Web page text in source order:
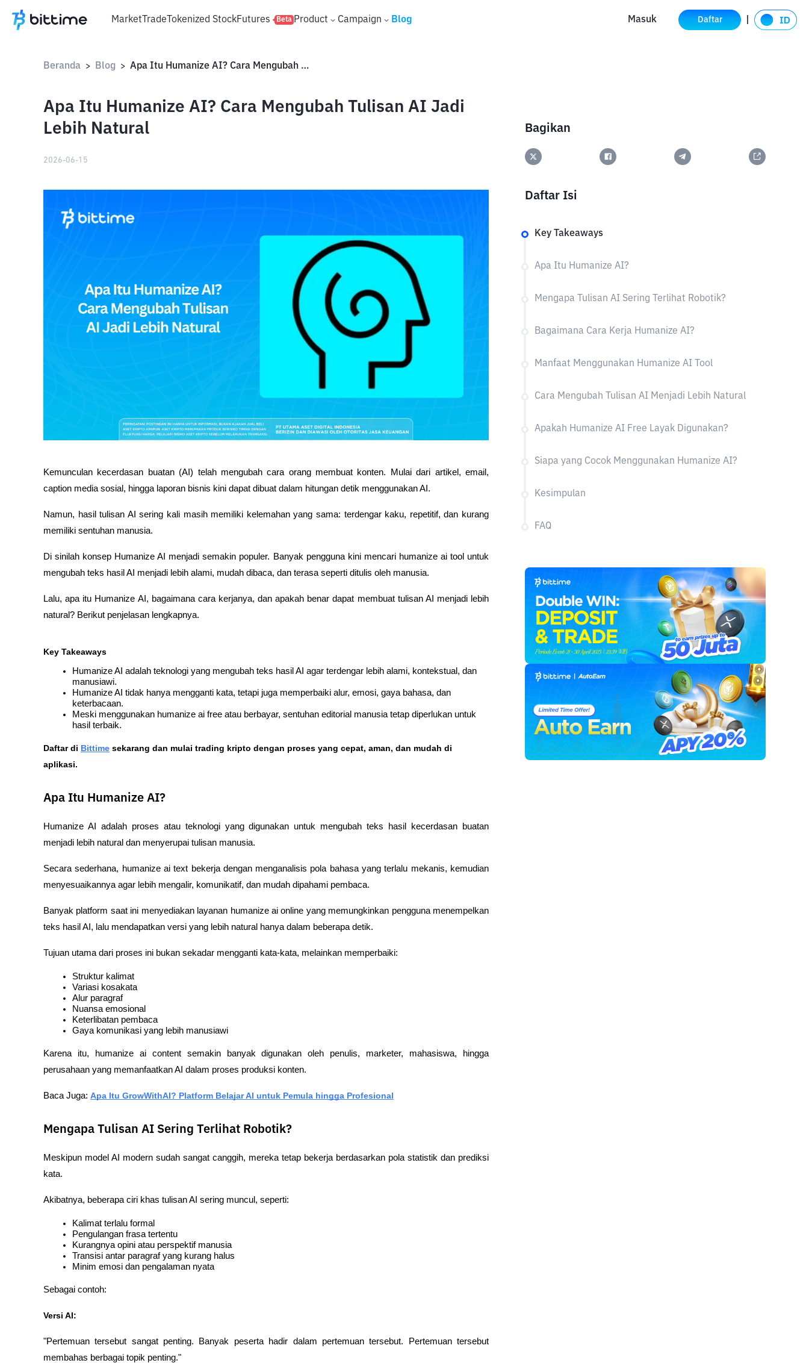
MarketTradeTokenized StockFutures Beta Product Campaign Blog Masuk Daftar
Beranda > Blog > Apa Itu Humanize AI? Cara Mengubah Tulisan AI Jadi Lebih Natural
Apa Itu Humanize AI? Cara Mengubah Tulisan AI Jadi
Lebih Natural
2026-06-15
Kemunculan kecerdasan buatan (AI) telah mengubah cara orang membuat konten. Mulai dari artikel, email,
caption media sosial, hingga laporan bisnis kini dapat dibuat dalam hitungan detik menggunakan AI.
Namun, hasil tulisan AI sering kali masih memiliki kelemahan yang sama: terdengar kaku, repetitif, dan kurang
memiliki sentuhan manusia.
Di sinilah konsep Humanize AI menjadi semakin populer. Banyak pengguna kini mencari humanize ai tool untuk
mengubah teks hasil AI menjadi lebih alami, mudah dibaca, dan terasa seperti ditulis oleh manusia.
Lalu, apa itu Humanize AI, bagaimana cara kerjanya, dan apakah benar dapat membuat tulisan AI menjadi lebih
natural? Berikut penjelasan lengkapnya.
Key Takeaways
Humanize AI adalah teknologi yang mengubah teks hasil AI agar terdengar lebih alami, kontekstual, dan
manusiawi.
Humanize AI tidak hanya mengganti kata, tetapi juga memperbaiki alur, emosi, gaya bahasa, dan
keterbacaan.
Meski menggunakan humanize ai free atau berbayar, sentuhan editorial manusia tetap diperlukan untuk
hasil terbaik.
Daftar di Bittime sekarang dan mulai trading kripto dengan proses yang cepat, aman, dan mudah di
aplikasi.
Apa Itu Humanize AI?
Humanize AI adalah proses atau teknologi yang digunakan untuk mengubah teks hasil kecerdasan buatan
menjadi lebih natural dan menyerupai tulisan manusia.
Secara sederhana, humanize ai text bekerja dengan menganalisis pola bahasa yang terlalu mekanis, kemudian
menyesuaikannya agar lebih mengalir, komunikatif, dan mudah dipahami pembaca.
Banyak platform saat ini menyediakan layanan humanize ai online yang memungkinkan pengguna menempelkan
teks hasil AI, lalu mendapatkan versi yang lebih natural hanya dalam beberapa detik.
Tujuan utama dari proses ini bukan sekadar mengganti kata-kata, melainkan memperbaiki:
Struktur kalimat
Variasi kosakata
Alur paragraf
Nuansa emosional
Keterlibatan pembaca
Gaya komunikasi yang lebih manusiawi
Karena itu, humanize ai content semakin banyak digunakan oleh penulis, marketer, mahasiswa, hingga
perusahaan yang memanfaatkan AI dalam proses produksi konten.
Baca Juga: Apa Itu GrowWithAI? Platform Belajar AI untuk Pemula hingga Profesional
Mengapa Tulisan AI Sering Terlihat Robotik?
Meskipun model AI modern sudah sangat canggih, mereka tetap bekerja berdasarkan pola statistik dan prediksi
kata.
Akibatnya, beberapa ciri khas tulisan AI sering muncul, seperti:
Kalimat terlalu formal
Pengulangan frasa tertentu
Kurangnya opini atau perspektif manusia
Transisi antar paragraf yang kurang halus
Minim emosi dan pengalaman nyata
Sebagai contoh:
Versi AI:
"Pertemuan tersebut sangat penting. Banyak peserta hadir dalam pertemuan tersebut. Pertemuan tersebut
membahas berbagai topik penting."
Bagikan
Daftar Isi
Key Takeaways
Apa Itu Humanize AI?
Mengapa Tulisan AI Sering Terlihat Robotik?
Bagaimana Cara Kerja Humanize AI?
Manfaat Menggunakan Humanize AI Tool
Cara Mengubah Tulisan AI Menjadi Lebih Natural
Apakah Humanize AI Free Layak Digunakan?
Siapa yang Cocok Menggunakan Humanize AI?
Kesimpulan
FAQ